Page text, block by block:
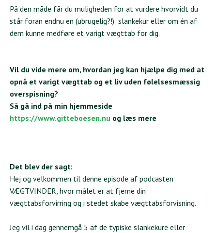
På den måde får du muligheden for at vurdere hvorvidt du
står foran endnu en (ubrugelig?!) slankekur eller om én af
dem kunne medføre et varigt vægttab for dig.
Vil du vide mere om, hvordan jeg kan hjælpe dig med at
opnå et varigt vægttab og et liv uden følelsesmæssig
overspisning?
Så gå ind på min hjemmeside
https://www.gitteboesen.nu og læs mere
Det blev der sagt:
Hej og velkommen til denne episode af podcasten
VÆGTVINDER, hvor målet er at fjerne din
vægttabsforvirring og i stedet skabe vægttabsforvisning.
Jeg vil i dag gennemgå 5 af de typiske slankekure eller